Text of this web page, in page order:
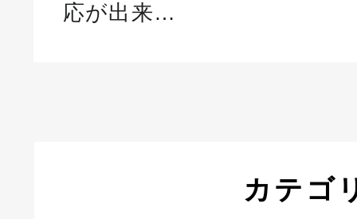
応が出来…
カテゴ